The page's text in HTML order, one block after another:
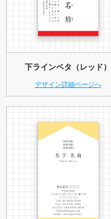
下ラインベタ（レッド）
デザイン詳細ページへ